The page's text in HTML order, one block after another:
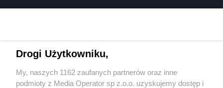
Wydawca mediów lokalnych
Drogi Użytkowniku,
My, naszych 1162 zaufanych partnerów oraz inne
podmioty z Media Operator sp z.o.o. uzyskujemy dostęp i